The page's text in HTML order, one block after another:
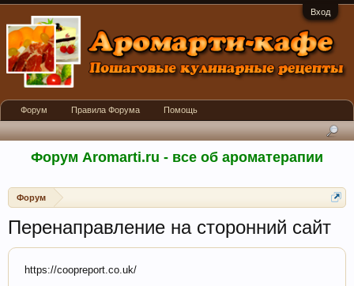
Вход
Форум Aromarti.ru - все об ароматерапии
Форум
Перенаправление на сторонний сайт
https://coopreport.co.uk/
Форум Правила Форума Помощь